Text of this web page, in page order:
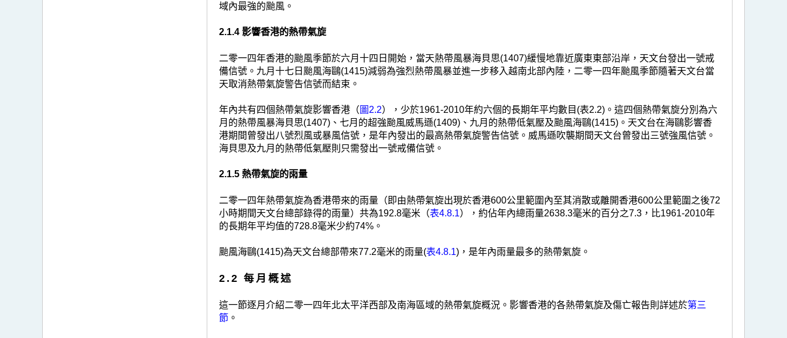
域內最強的颱風。
2.1.4 影響香港的熱帶氣旋
二零一四年香港的颱風季節於六月十四日開始，當天熱帶風暴海貝思(1407)緩慢地靠近廣東東部沿岸，天文台發出一號戒
備信號。九月十七日颱風海鷗(1415)減弱為強烈熱帶風暴並進一步移入越南北部內陸，二零一四年颱風季節隨著天文台當
天取消熱帶氣旋警告信號而結束。
年內共有四個熱帶氣旋影響香港（ 圖2.2），少於1961-2010年約六個的長期年平均數目(表2.2)。這四個熱帶氣旋分別為六
月的熱帶風暴海貝思(1407)、七月的超強颱風威馬遜(1409)、九月的熱帶低氣壓及颱風海鷗(1415)。天文台在海鷗影響香
港期間曾發出八號烈風或暴風信號，是年內發出的最高熱帶氣旋警告信號。威馬遜吹襲期間天文台曾發出三號強風信號。
海貝思及九月的熱帶低氣壓則只需發出一號戒備信號。
2.1.5 熱帶氣旋的雨量
二零一四年熱帶氣旋為香港帶來的雨量（即由熱帶氣旋出現於香港600公里範圍內至其消散或離開香港600公里範圍之後72
小時期間天文台總部錄得的雨量）共為192.8毫米（表4.8.1），約佔年內總雨量2638.3毫米的百分之7.3，比1961-2010年
的長期年平均值的728.8毫米少約74%。
颱風海鷗(1415)為天文台總部帶來77.2毫米的雨量(表4.8.1)，是年內雨量最多的熱帶氣旋。
2.2 每月概述
這一節逐月介紹二零一四年北太平洋西部及南海區域的熱帶氣旋概況。影響香港的各熱帶氣旋及傷亡報告則詳述於第三
節 。